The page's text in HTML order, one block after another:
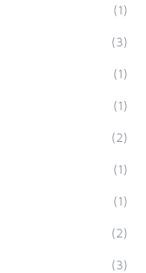
(1)
(3)
(1)
(1)
(2)
(1)
(1)
(2)
(3)